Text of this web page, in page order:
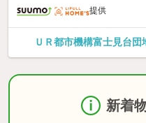
提供
ＵＲ都市機構富士見台
新着